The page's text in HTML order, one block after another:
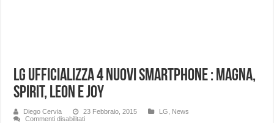
LG ufficializza 4 nuovi smartphone : Magna,
Spirit, Leon e Joy
Diego Cervia 23 Febbraio, 2015 LG
News
Commenti disabilitatisu